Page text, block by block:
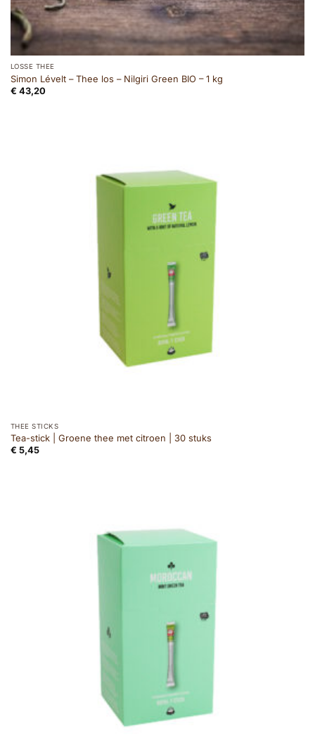
LOSSE THEE
Simon Lévelt – Thee los – Nilgiri Green BIO – 1 kg
€ 43,20
THEE STICKS
Tea-stick | Groene thee met citroen | 30 stuks
€ 5,45